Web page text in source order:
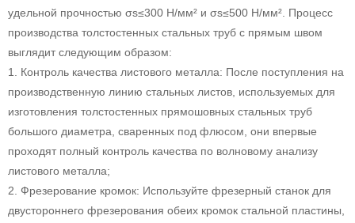
удельной прочностью σs≤300 Н/мм² и σs≤500 Н/мм². Процесс
производства толстостенных стальных труб с прямым швом
выглядит следующим образом:
1. Контроль качества листового металла: После поступления на
производственную линию стальных листов, используемых для
изготовления толстостенных прямошовных стальных труб
большого диаметра, сваренных под флюсом, они впервые
проходят полный контроль качества по волновому анализу
листового металла;
2. Фрезерование кромок: Используйте фрезерный станок для
двустороннего фрезерования обеих кромок стальной пластины,